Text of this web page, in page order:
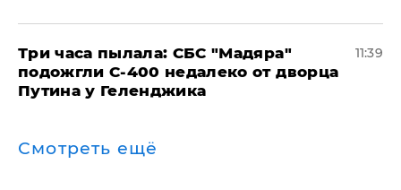
Три часа пылала: СБС "Мадяра"
подожгли С-400 недалеко от дворца
Путина у Геленджика
11:39
Смотреть ещё